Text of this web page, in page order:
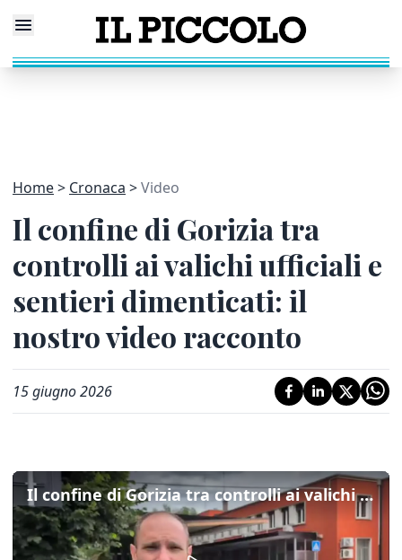
Home Cronaca Video
Il confine di Gorizia tra
controlli ai valichi ufficiali e
sentieri dimenticati: il
nostro video racconto
15 giugno 2026
Il confine di Gorizia tra controlli ai valichi ufficiali e sentieri dimenticati: il nostro video racconto